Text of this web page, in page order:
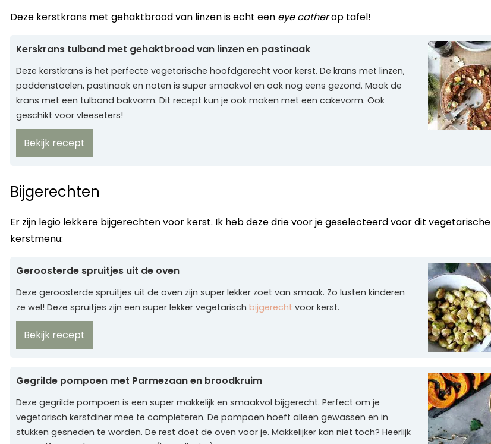
Deze kerstkrans met gehaktbrood van linzen is echt een eye catherop tafel!
Kerskrans tulband met gehaktbrood van linzen en pastinaak
Deze kerstkrans is het perfecte vegetarische hoofdgerecht voor kerst. De krans met linzen,
paddenstoelen, pastinaak en noten is super smaakvol en ook nog eens gezond. Maak de
krans met een tulband bakvorm. Dit recept kun je ook maken met een cakevorm. Ook
geschikt voor vleeseters!
Bekijk recept
Bijgerechten
Er zijn legio lekkere bijgerechten voor kerst. Ik heb deze drie voor je geselecteerd voor dit vegetarische
kerstmenu:
Geroosterde spruitjes uit de oven
Deze geroosterde spruitjes uit de oven zijn super lekker zoet van smaak. Zo lusten kinderen
ze wel! Deze spruitjes zijn een super lekker vegetarisch bijgerecht voor kerst.
Bekijk recept
Gegrilde pompoen met Parmezaan en broodkruim
Deze gegrilde pompoen is een super makkelijk en smaakvol bijgerecht. Perfect om je
vegetarisch kerstdiner mee te completeren. De pompoen hoeft alleen gewassen en in
stukken gesneden te worden. De rest doet de oven voor je. Makkelijker kan niet toch? Heerlijk